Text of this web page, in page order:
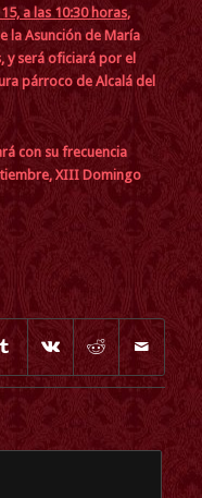
a las 10:30 horas,
la Asunción de María
y será oficiará por el
párroco de Alcalá del
con su frecuencia
XIII Domingo